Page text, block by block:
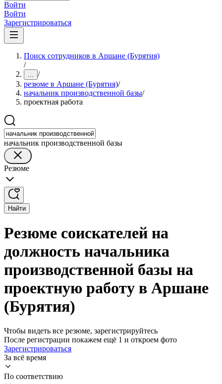
Войти
Войти
Зарегистрироваться
Поиск сотрудников в Аршане (Бурятия)
/
... /
резюме в Аршане (Бурятия)/
начальник производственной базы/
проектная работа
начальник производственной базы
Резюме
Найти
Резюме соискателей на
должность начальника
производственной базы на
проектную работу в Аршане
(Бурятия)
Чтобы видеть все резюме, зарегистрируйтесь
После регистрации покажем ещё 1 и откроем фото
Зарегистрироваться
За всё время
По соответствию